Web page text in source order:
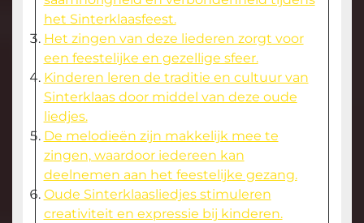
het Sinterklaasfeest.
Het zingen van deze liederen zorgt voor
een feestelijke en gezellige sfeer.
Kinderen leren de traditie en cultuur van
Sinterklaas door middel van deze oude
liedjes.
De melodieën zijn makkelijk mee te
zingen, waardoor iedereen kan
deelnemen aan het feestelijke gezang.
Oude Sinterklaasliedjes stimuleren
creativiteit en expressie bij kinderen.